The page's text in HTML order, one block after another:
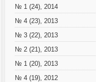
№ 1 (24), 2014
№ 4 (23), 2013
№ 3 (22), 2013
№ 2 (21), 2013
№ 1 (20), 2013
№ 4 (19), 2012